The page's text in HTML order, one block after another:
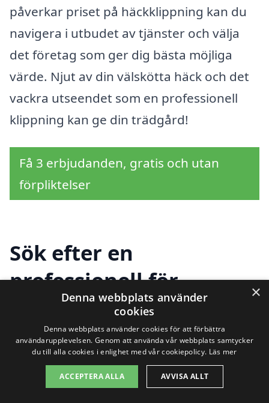
påverkar priset på häckklippning kan du
navigera i utbudet av tjänster och välja
det företag som ger dig bästa möjliga
värde. Njut av din välskötta häck och det
vackra utseendet som en professionell
klippning kan ge din trädgård!
Få 3 erbjudanden, gratis och utan
förpliktelser
Sök efter en
professionell för
häckklippning i andra
städer nära Östra
Vemmerlöv
×
Denna webbplats använder
cookies
Denna webbplats använder cookies för att förbättra
användarupplevelsen. Genom att använda vår webbplats samtycker
du till alla cookies i enlighet med vår cookiepolicy. Läs mer
ACCEPTERA ALLA AVVISA ALLT